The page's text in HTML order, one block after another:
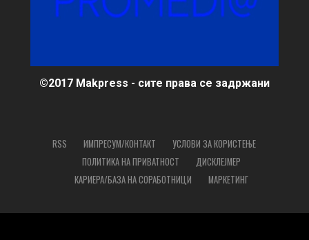
©2017 Makpress - сите права се задржани
RSS ИМПРЕСУМ/КОНТАКТ
УСЛОВИ ЗА КОРИСТЕЊЕ
ПОЛИТИКА НА ПРИВАТНОСТ
ДИСКЛЕЈМЕР
КАРИЕРА/БАЗА НА СОРАБОТНИЦИ
МАРКЕТИНГ